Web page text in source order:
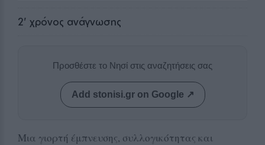
2' χρόνος ανάγνωσης
Προσθέστε το Νησί στις αναζητήσεις σας
Add stonisi.gr on Google ↗
Μια γιορτή έμπνευσης, συλλογικότητας και